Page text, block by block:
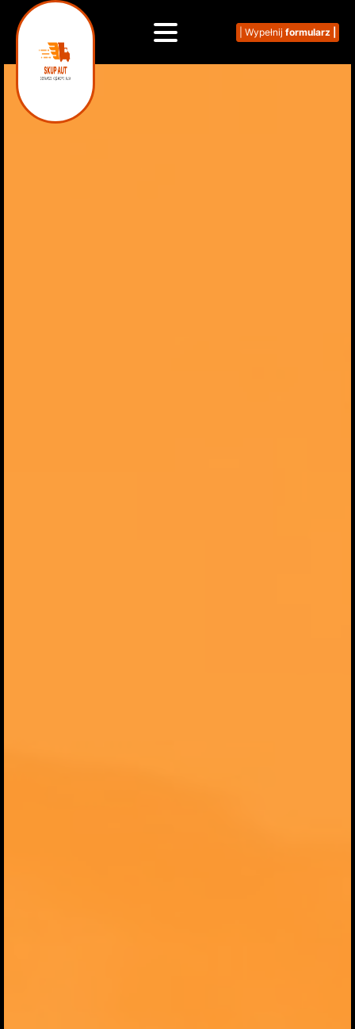
| Wypełnij formularz |